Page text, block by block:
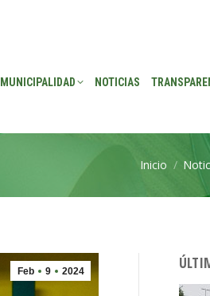
MUNICIPALIDAD NOTICIAS
Estás aquí:
Inicio
Feb 9 2024